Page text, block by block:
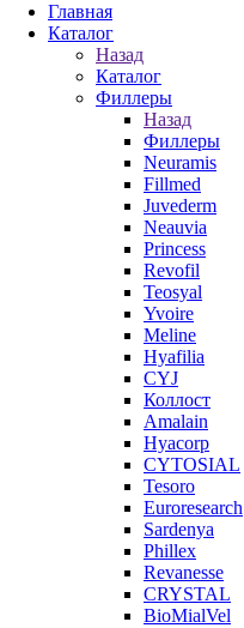
Главная
Каталог
Назад
Каталог
Филлеры
Назад
Филлеры
Neuramis
Fillmed
Juvederm
Neauvia
Princess
Revofil
Teosyal
Yvoire
Meline
Hyafilia
CYJ
Коллост
Amalain
Hyacorp
CYTOSIAL
Tesoro
Euroresearch
Sardenya
Phillex
Revanesse
CRYSTAL
BioMialVel